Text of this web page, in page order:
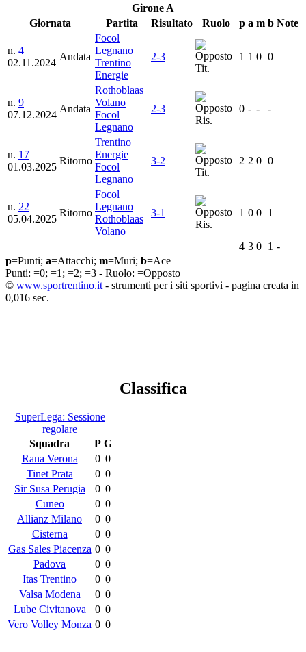
Girone A
Giornata
Partita Risultato Ruolo p a m b Note
n. 4
02.11.2024
Andata
Focol
Legnano
Trentino
Energie
2-3
Tit.
1 1 0 0
n. 9
07.12.2024
Andata
Rothoblaas
Volano
Focol
Legnano
2-3
Ris.
0 - - -
n. 17
01.03.2025
Ritorno
Trentino
Energie
Focol
Legnano
3-2
Tit.
2 2 0 0
n. 22
05.04.2025
Ritorno
Focol
Legnano
Rothoblaas
Volano
3-1
Ris.
1 0 0 1
4 3 0 1 -
p=Punti; a=Attacchi; m=Muri; b=Ace
Punti: =0; =1; =2; =3 - Ruolo: =Opposto
© www.sportrentino.it - strumenti per i siti sportivi - pagina creata in
0,016 sec.
Classifica
SuperLega: Sessione
regolare
Squadra
P G
Rana Verona
0 0
Tinet Prata
0 0
Sir Susa Perugia
0 0
Cuneo
0 0
Allianz Milano
0 0
Cisterna
0 0
Gas Sales Piacenza 0 0
Padova
0 0
Itas Trentino
0 0
Valsa Modena
0 0
Lube Civitanova
0 0
Vero Volley Monza 0 0